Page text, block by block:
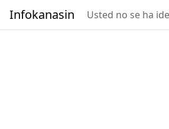
Infokanasin Usted no se ha